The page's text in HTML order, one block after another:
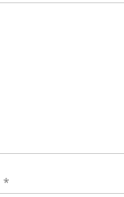
*